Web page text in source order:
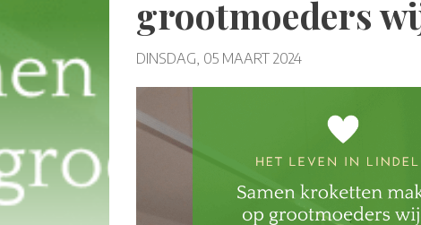
grootmoeders
DINSDAG, 05 MAART 2024